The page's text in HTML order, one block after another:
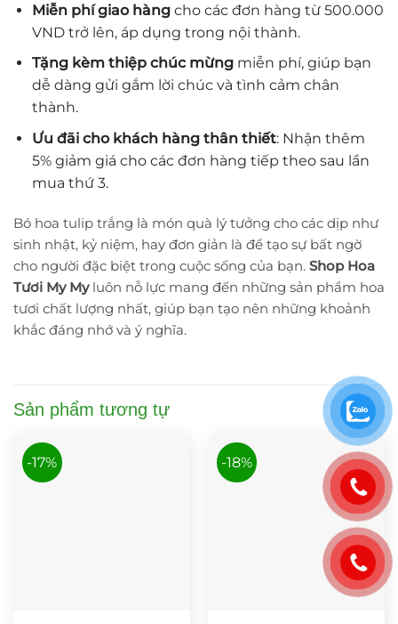
Miễn phí giao hàngcho các đơn hàng từ 500.000
VND trở lên, áp dụng trong nội thành.
Tặng kèm thiệp chúc mừngmiễn phí, giúp bạn
dễ dàng gửi gắm lời chúc và tình cảm chân
thành.
Ưu đãi cho khách hàng thân thiết: Nhận thêm
5% giảm giá cho các đơn hàng tiếp theo sau lần
mua thứ 3.
Bó hoa tulip trắng là món quà lý tưởng cho các dịp như
sinh nhật, kỷ niệm, hay đơn giản là để tạo sự bất ngờ
cho người đặc biệt trong cuộc sống của bạn. Shop Hoa
Tươi My Myluôn nỗ lực mang đến những sản phẩm hoa
tươi chất lượng nhất, giúp bạn tạo nên những khoảnh
khắc đáng nhớ và ý nghĩa.
Sản phẩm tương tự
-17% -18%